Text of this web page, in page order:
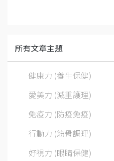
所有文章主題
健康力 (養生保健)
愛美力 (減重護理)
免疫力 (防疫免疫)
行動力 (筋骨調理)
好視力 (眼睛保健)